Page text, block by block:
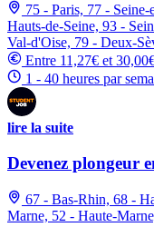
75 - Paris, 77 -
Hauts-de-Seine, 93 -
Val-d'Oise, 79 - Deux-
Entre 11,27€ et
1 - 40 heures par
lire la suite
Devenez plongeur
67 - Bas-Rhin, 68 -
Marne, 52 - Haute-